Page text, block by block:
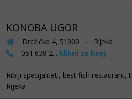
KONOBA UGOR
Dražička 4, 51000 - Rijeka
051 638 2... klikni za broj
Riblji specijaliteti, best fish restaurant,
Rijeka